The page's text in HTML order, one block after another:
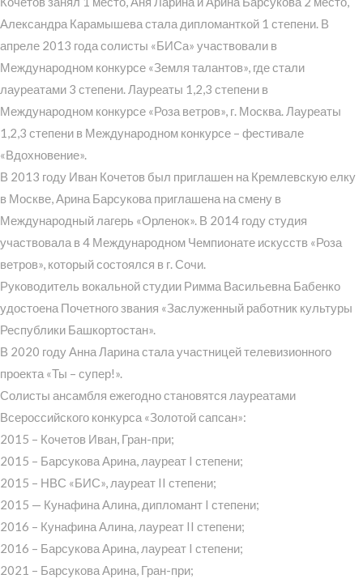
Александра Карамышева стала дипломанткой 1 степени. В
апреле 2013 года солисты «БИСа» участвовали в
Международном конкурсе «Земля талантов», где стали
лауреатами 3 степени. Лауреаты 1,2,3 степени в
Международном конкурсе «Роза ветров», г. Москва. Лауреаты
1,2,3 степени в Международном конкурсе – фестивале
«Вдохновение».
В 2013 году Иван Кочетов был приглашен на Кремлевскую елку
в Москве, Арина Барсукова приглашена на смену в
Международный лагерь «Орленок». В 2014 году студия
участвовала в 4 Международном Чемпионате искусств «Роза
ветров», который состоялся в г. Сочи.
Руководитель вокальной студии Римма Васильевна Бабенко
удостоена Почетного звания «Заслуженный работник культуры
Республики Башкортостан».
В 2020 году Анна Ларина стала участницей телевизионного
проекта «Ты – супер!».
Солисты ансамбля ежегодно становятся лауреатами
Всероссийского конкурса «Золотой сапсан»:
2015 – Кочетов Иван, Гран-при;
2015 – Барсукова Арина, лауреат I степени;
2015 – НВС «БИС», лауреат II степени;
2015 — Кунафина Алина, дипломант I степени;
2016 – Кунафина Алина, лауреат II степени;
2016 – Барсукова Арина, лауреат I степени;
2021 – Барсукова Арина, Гран-при;